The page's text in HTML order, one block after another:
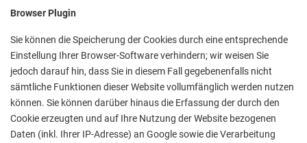
Browser Plugin
Sie können die Speicherung der Cookies durch eine entsprechende
Einstellung Ihrer Browser-Software verhindern; wir weisen Sie
jedoch darauf hin, dass Sie in diesem Fall gegebenenfalls nicht
sämtliche Funktionen dieser Website vollumfänglich werden nutzen
können. Sie können darüber hinaus die Erfassung der durch den
Cookie erzeugten und auf Ihre Nutzung der Website bezogenen
Daten (inkl. Ihrer IP-Adresse) an Google sowie die Verarbeitung